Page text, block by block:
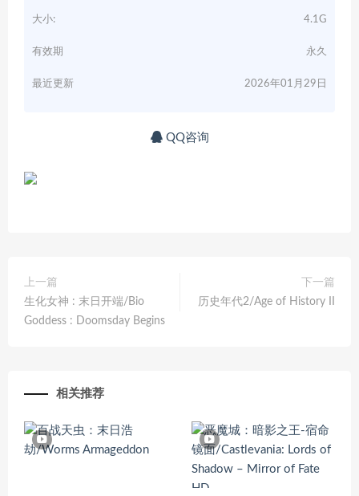
大小: 4.1G
有效期 永久
最近更新 2026年01月29日
QQ咨询
上一篇
生化女神 : 末日开端/Bio
Goddess : Doomsday Begins
下一篇
历史年代2/Age of History II
相关推荐